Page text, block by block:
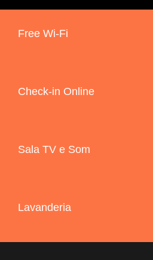
Free Wi-Fi
Check-in Online
Sala TV e Som
Lavanderia